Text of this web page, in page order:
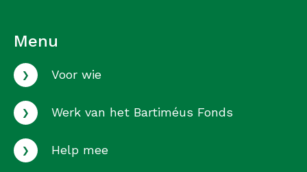
Menu
› Voor wie
› Werk van het Bartiméus Fonds
› Help mee